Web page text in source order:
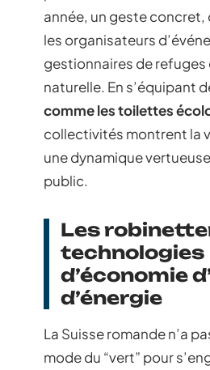
année, un geste
les organisateurs
gestionnaires de refuges
naturelle. En s’équipant
comme les toilettes
collectivités montrent la
une dynamique
public.
Les
technologies
d’économie
d’énergie
La Suisse romande n’a
mode du “vert” pour